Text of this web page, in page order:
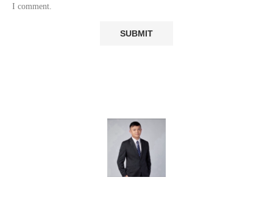
I comment.